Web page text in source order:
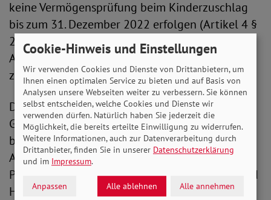
keine Vermögensprüfung beim Kinderzuschlag
bis zum 31. Dezember 2022 erfolgen (Artikel 4 §
20 Abs. 6a BKGG). Ohne eine gesetzliche
Anpassung würden die derzeitigen Regelungen
zum 31. März 2022 auslaufen.
Die Verlängerung des erleichterten Zugangs zur
Grundsicherung bis Ende des Jahres 2022
befürwortet der SoVD ausdrücklich. Durch das
Aussetzen der Vermögensprüfung und der
Prüfung auf Angemessenheit der Unterkunft und
Heizung wird z. B. für Arbeitnehmer*innen oder
Cookie-Hinweis und Einstellungen
Wir verwenden Cookies und Dienste von Drittanbietern, um
Ihnen einen optimalen Service zu bieten und auf Basis von
Analysen unsere Webseiten weiter zu verbessern. Sie können
selbst entscheiden, welche Cookies und Dienste wir
verwenden dürfen. Natürlich haben Sie jederzeit die
Möglichkeit, die bereits erteilte Einwilligung zu widerrufen.
Weitere Informationen, auch zur Datenverarbeitung durch
Drittanbieter, finden Sie in unserer Datenschutzerklärung
und im Impressum.
Anpassen Alle ablehnen Alle annehmen